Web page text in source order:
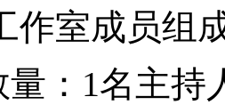
作室成员组
量：1名主